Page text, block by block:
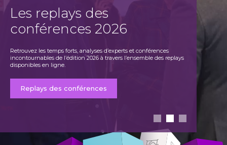
Les replays des
conférences 2026
Retrouvez les temps forts, analyses d’experts et conférences
incontournables de l’édition 2026 à travers l’ensemble des replays
disponibles en ligne.
Replays des conférences